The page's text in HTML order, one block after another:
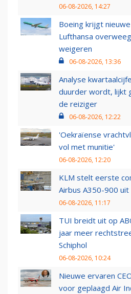
06-08-2026, 14:27
Boeing krijgt
Lufthansa
weigeren
06-08-2026, 13:36
Analyse
duurder wordt, lijkt
de reiziger
06-08-2026, 12:22
'Oekraïense
vol met munitie'
06-08-2026, 12:20
KLM stelt eerste
Airbus A350-900 uit
06-08-2026, 11:17
TUI breidt uit op
jaar meer
Schiphol
06-08-2026, 10:24
Nieuwe ervaren
voor geplaagd Air